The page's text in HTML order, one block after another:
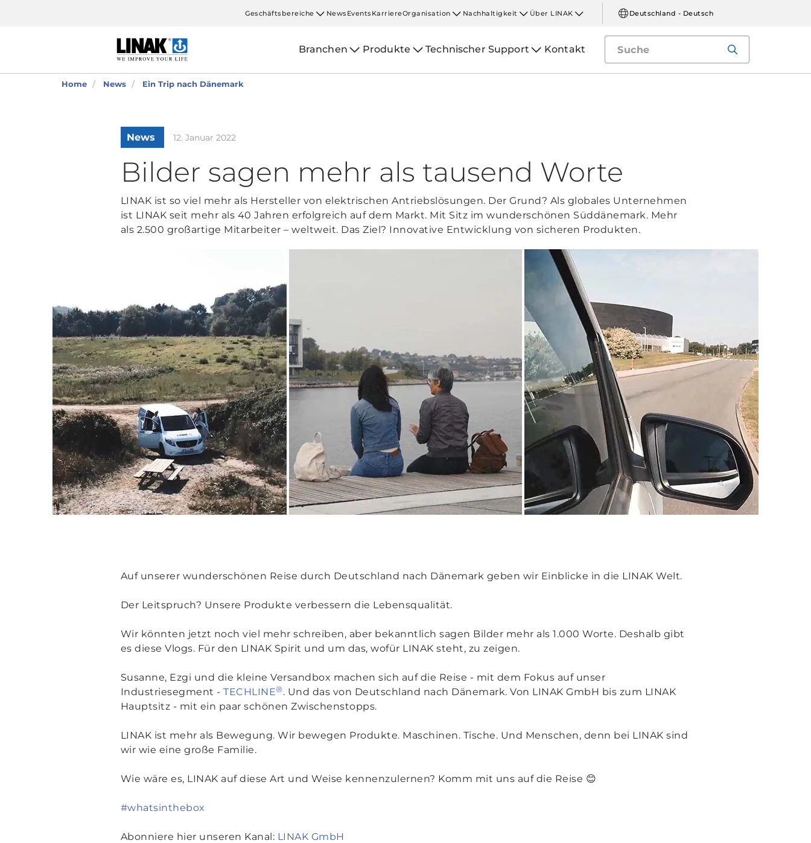
Geschäftsbereiche NewsEventsKarriereOrganisation Nachhaltigkeit Über LINAK Deutschland - Deutsch
Branchen Produkte Technischer Support Kontakt
Home News Ein Trip nach Dänemark
News 12. Januar 2022
Bilder sagen mehr als tausend Worte
LINAK ist so viel mehr als Hersteller von elektrischen Antriebslösungen. Der Grund? Als globales Unternehmen
ist LINAK seit mehr als 40 Jahren erfolgreich auf dem Markt. Mit Sitz im wunderschönen Süddänemark. Mehr
als 2.500 großartige Mitarbeiter – weltweit. Das Ziel? Innovative Entwicklung von sicheren Produkten.
Auf unserer wunderschönen Reise durch Deutschland nach Dänemark geben wir Einblicke in die LINAK Welt.
Der Leitspruch? Unsere Produkte verbessern die Lebensqualität.
Wir könnten jetzt noch viel mehr schreiben, aber bekanntlich sagen Bilder mehr als 1.000 Worte. Deshalb gibt
es diese Vlogs. Für den LINAK Spirit und um das, wofür LINAK steht, zu zeigen.
Susanne, Ezgi und die kleine Versandbox machen sich auf die Reise - mit dem Fokus auf unser
Industriesegment - TECHLINE®. Und das von Deutschland nach Dänemark. Von LINAK GmbH bis zum LINAK
Hauptsitz - mit ein paar schönen Zwischenstopps.
LINAK ist mehr als Bewegung. Wir bewegen Produkte. Maschinen. Tische. Und Menschen, denn bei LINAK sind
wir wie eine große Familie.
Wie wäre es, LINAK auf diese Art und Weise kennenzulernen? Komm mit uns auf die Reise 😊
#whatsinthebox
Abonniere hier unseren Kanal: LINAK GmbH